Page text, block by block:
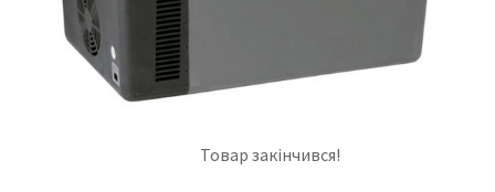
Товар закінчився!